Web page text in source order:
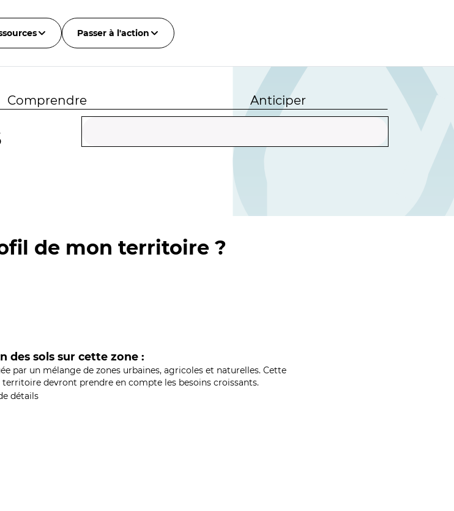
Passer à l'action
Comprendre Anticiper
de mon territoire ?
des sols sur cette zone :
par un mélange de zones urbaines, agricoles et naturelles. Cette
devront prendre en compte les besoins croissants.
détails